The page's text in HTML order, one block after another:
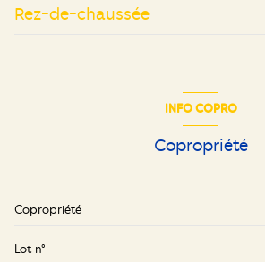
Rez-de-chaussée
cellier
INFO COPRO
Copropriété
Copropriété
Lot n°